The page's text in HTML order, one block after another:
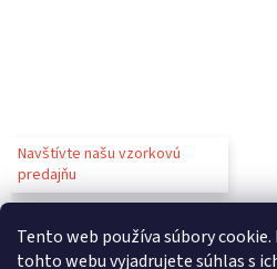
Tento web používa súbory
tohto webu vyjadrujete súhlas s
Navštívte našu vzorkovú
predajňu